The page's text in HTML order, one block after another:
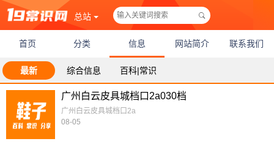
总站
首页 分类 信息 网站简介 联系我们
最新 综合信息 百科|常识
广州白云皮具城档口2a030档
广州白云皮具城档口2a
08-05